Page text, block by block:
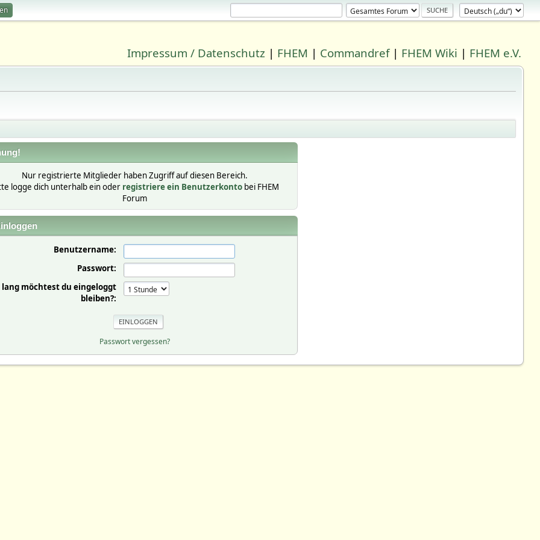
Impressum / Datenschutz | FHEM | Commandref| FHEM Wiki | FHEM e.V.
Nur registrierte Mitglieder haben Zugriff auf diesen Bereich.
logge dich unterhalb ein oder registriere ein Benutzerkontobei FHEM
Forum
Benutzername:
Passwort:
lang möchtest du eingeloggt
bleiben?:
Passwort vergessen?